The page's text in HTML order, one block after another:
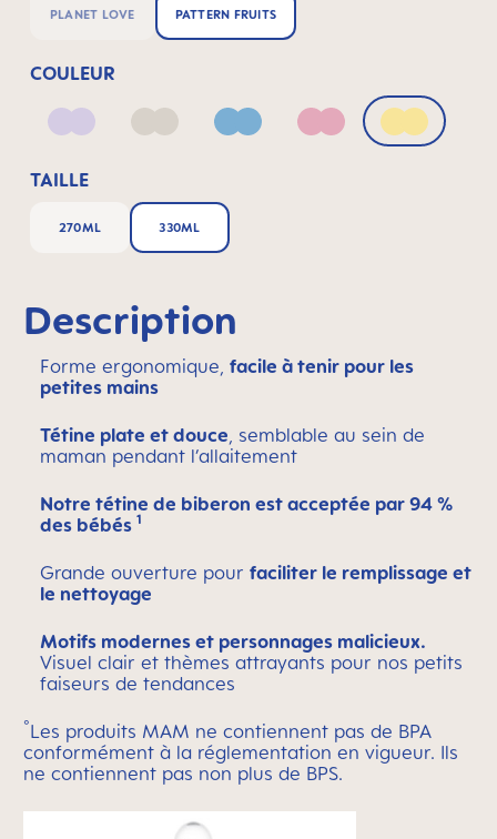
PLANET LOVE PATTERN FRUITS
COULEUR
Lilac Neutral Blue Pink Yellow
TAILLE
270ML 330ML
Description
Forme ergonomique, facile à tenir pour les
petites mains
Tétine plate et douce, semblable au sein de
maman pendant l’allaitement
Notre tétine de biberon est acceptée par 94 %
des bébés 1
Grande ouverture pour faciliter le remplissage et
le nettoyage
Motifs modernes et personnages malicieux.
Visuel clair et thèmes attrayants pour nos petits
faiseurs de tendances
°Les produits MAM ne contiennent pas de BPA
conformément à la réglementation en vigueur. Ils
ne contiennent pas non plus de BPS.